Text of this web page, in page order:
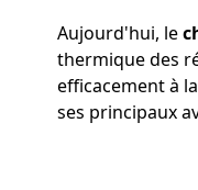
Aujourd'hui, le
thermique des
efficacement à
ses principaux